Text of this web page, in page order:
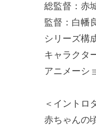
総監督：赤
監督：白幡
シリーズ構
キャラクタ
アニメーシ
＜イントロ
赤ちゃんの